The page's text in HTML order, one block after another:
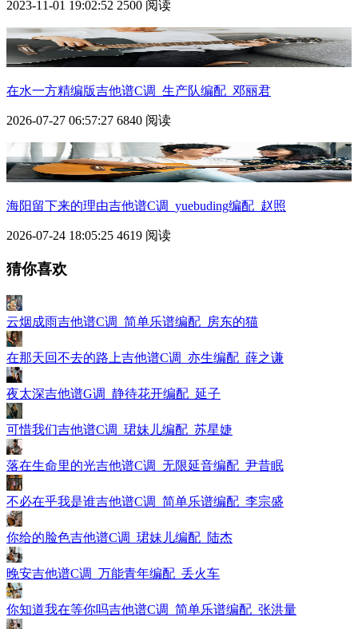
2023-11-01 19:02:52 2500 阅读
在水一方精编版吉他谱C调_生产队编配_邓丽君
2026-07-27 06:57:27 6840 阅读
海阳留下来的理由吉他谱C调_yuebuding编配_赵照
2026-07-24 18:05:25 4619 阅读
猜你喜欢
云烟成雨吉他谱C调_简单乐谱编配_房东的猫
在那天回不去的路上吉他谱C调_亦生编配_薛之谦
夜太深吉他谱G调_静待花开编配_延子
可惜我们吉他谱C调_珺妹儿编配_苏星婕
落在生命里的光吉他谱C调_无限延音编配_尹昔眠
不必在乎我是谁吉他谱C调_简单乐谱编配_李宗盛
你给的脸色吉他谱C调_珺妹儿编配_陆杰
晚安吉他谱C调_万能青年编配_丢火车
你知道我在等你吗吉他谱C调_简单乐谱编配_张洪量